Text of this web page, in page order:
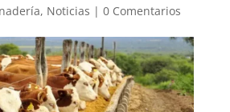
, Noticias | 0 Comentarios